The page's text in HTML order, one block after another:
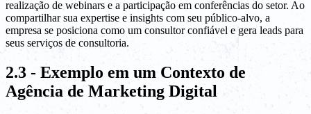
realização de webinars e a participação em conferências do setor. Ao
compartilhar sua expertise e insights com seu público-alvo, a
empresa se posiciona como um consultor confiável e gera leads para
seus serviços de consultoria.
2.3 - Exemplo em um Contexto de
Agência de Marketing Digital